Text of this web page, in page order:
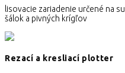
lisovacie zariadenie určené na
šálok a pivných krígľov
Rezací a kresliací plotter